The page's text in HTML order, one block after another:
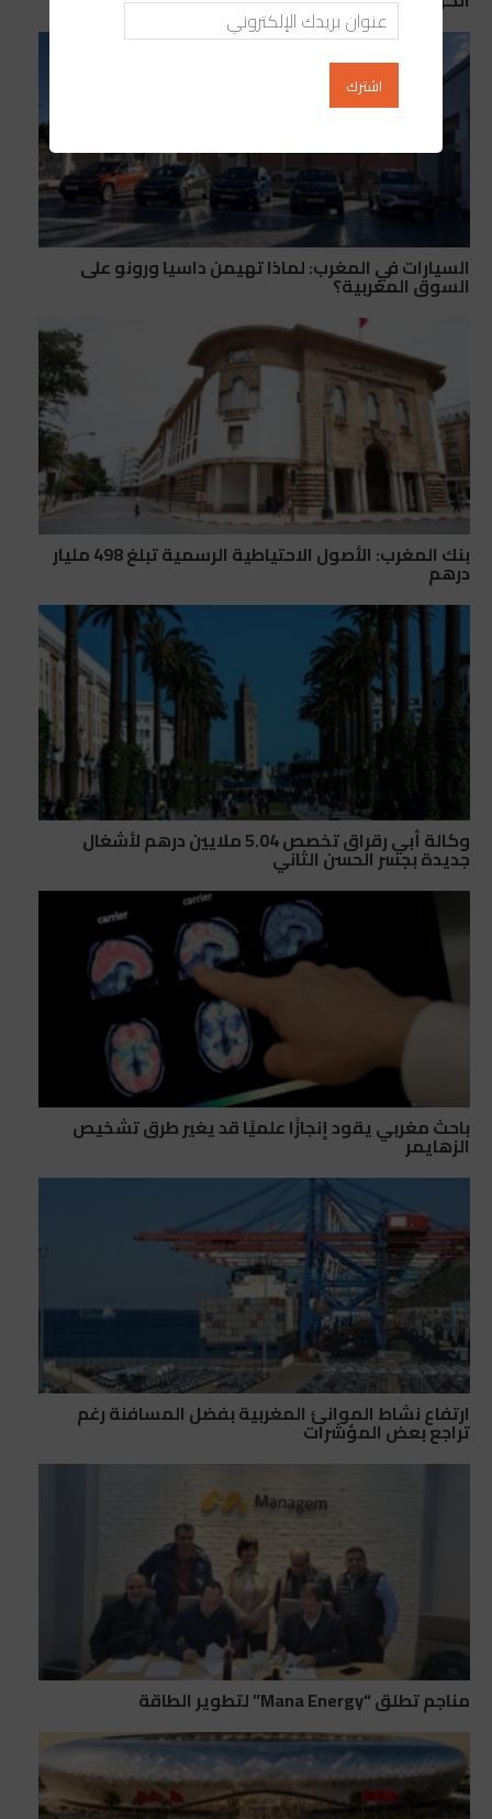
السيارات في المغرب: لماذا تهيمن داسيا ورونو على
السوق المغربية؟
بنك المغرب: الأصول الاحتياطية الرسمية تبلغ 498 مليار
درهم
وكالة أبي رقراق تخصص 5.04 ملايين درهم لأشغال
جديدة بجسر الحسن الثاني
باحث مغربي يقود إنجازًا علميًا قد يغير طرق تشخيص
الزهايمر
ارتفاع نشاط الموانئ المغربية بفضل المسافنة رغم
تراجع بعض المؤشرات
مناجم تطلق “Mana Energy” لتطوير الطاقة